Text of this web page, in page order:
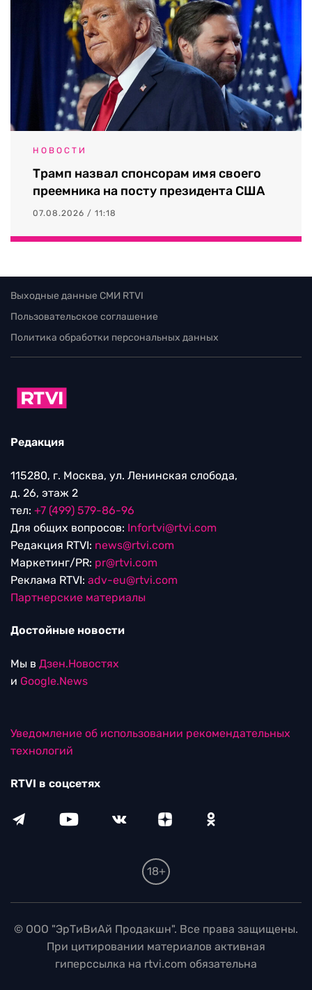
НОВОСТИ
Трамп назвал спонсорам имя своего
преемника на посту президента США
07.08.2026 / 11:18
Выходные данные СМИ RTVI
Пользовательское соглашение
Политика обработки персональных данных
Редакция
115280, г. Москва, ул. Ленинская слобода,
д. 26, этаж 2
тел: +7 (499) 579-86-96
Для общих вопросов: Infortvi@rtvi.com
Редакция RTVI: news@rtvi.com
Маркетинг/PR: pr@rtvi.com
Реклама RTVI: adv-eu@rtvi.com
Партнерские материалы
Достойные новости
Мы в Дзен.Новостях
и Google.News
Уведомление об использовании рекомендательных
технологий
RTVI в соцсетях
18+
© ООО "ЭрТиВиАй Продакшн". Все права защищены.
При цитировании материалов активная
гиперссылка на rtvi.com обязательна